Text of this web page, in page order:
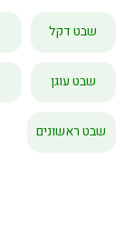
שבט דקל
שבט עוגן
שבט ראשונים